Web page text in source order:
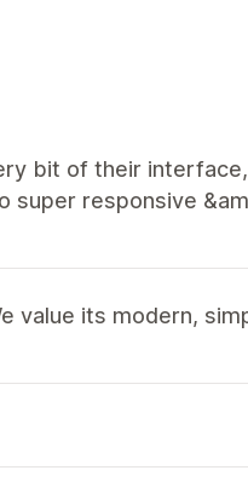
bit of their
responsive
value its modern,